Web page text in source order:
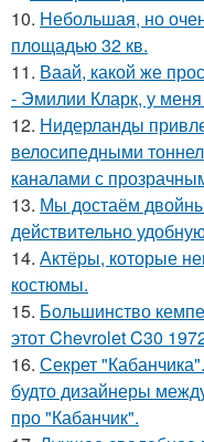
10. Небольшая, но
площадью 32 кв.
11. Ваай, какой же
- Эмилии Кларк, у меня
12. Нидерланды
велосипедными
каналами с
13. Мы достаём
действительно
14. Актёры, которые
костюмы.
15. Большинство
этот Chevrolet C30
16. Секрет
будто дизайнеры
про "Кабанчик".